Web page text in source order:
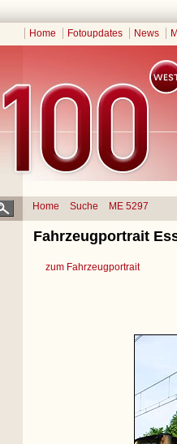
Home Fotoupdates News
Home Suche ME 5297
Fahrzeugportrait
zum Fahrzeugportrait